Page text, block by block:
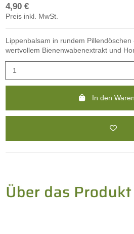
4,90 €
Preis inkl. MwSt.
Lippenbalsam in rundem
wertvollem Bienenwabenextrakt und
In den